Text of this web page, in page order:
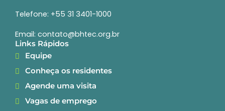
Telefone: +55 31 3401-1000
Email: contato@bhtec.org.br
Links Rápidos
Equipe
Conheça os residentes
Agende uma visita
Vagas de emprego